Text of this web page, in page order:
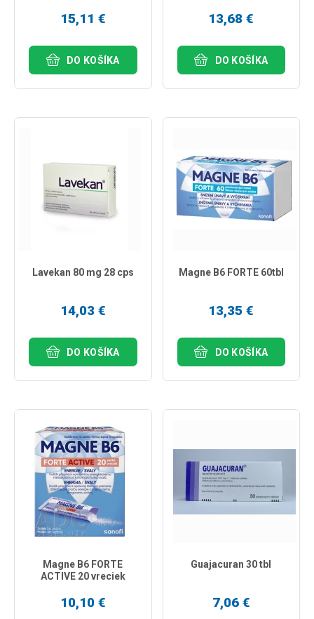
15,11 €
DO KOŠÍKA
13,68 €
DO KOŠÍKA
Lavekan 80 mg 28 cps
14,03 €
DO KOŠÍKA
Magne B6 FORTE 60tbl
13,35 €
DO KOŠÍKA
Magne B6 FORTE
ACTIVE 20 vreciek
10,10 €
Guajacuran 30 tbl
7,06 €